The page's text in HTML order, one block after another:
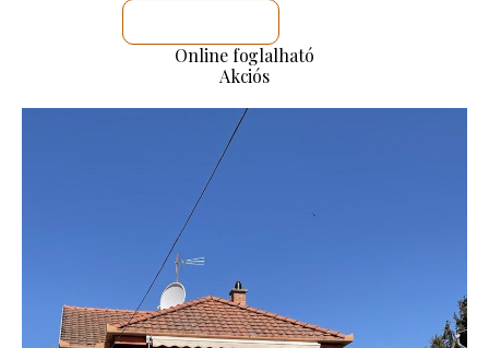
Online foglalható
Akciós